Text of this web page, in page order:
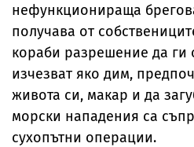
нефункционираща
получава от
кораби разрешение да ги
изчезват яко дим,
живота си, макар и да
морски нападения са
сухопътни операции.